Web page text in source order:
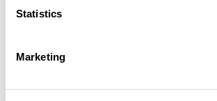
Statistics
Marketing
Résumé
Privas. Il présente une ascension cumulée de
Prévoyez environ 3 heures et 51 minutes